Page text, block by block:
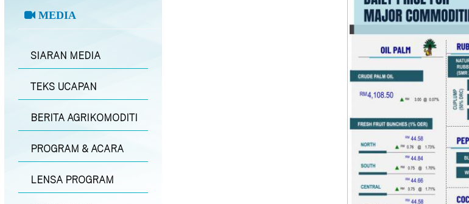
MEDIA
SIARAN MEDIA
TEKS UCAPAN
BERITA AGRIKOMODITI
PROGRAM & ACARA
LENSA PROGRAM